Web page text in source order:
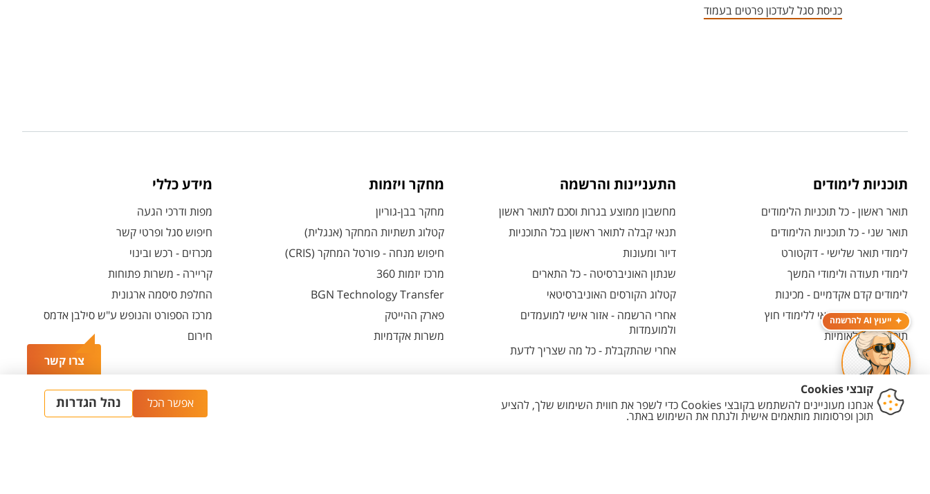
צרו קשר
ייעוץ AI להרשמה
כניסת סגל לעדכון פרטים בעמוד
תוכניות לימודים
תואר ראשון - כל תוכניות הלימודים
תואר שני - כל תוכניות הלימודים
לימודי תואר שלישי - דוקטורט
לימודי תעודה ולימודי המשך
לימודים קדם אקדמיים - מכינות
המרכז האוניברסיטאי ללימודי חוץ
תוכניות בין-לאומיות
התעניינות והרשמה
מחשבון ממוצע בגרות וסכם לתואר ראשון
תנאי קבלה לתואר ראשון בכל התוכניות
דיור ומעונות
שנתון האוניברסיטה - כל התארים
קטלוג הקורסים האוניברסיטאי
אחרי הרשמה - אזור אישי למועמדים
ולמועמדות
אחרי שהתקבלת - כל מה שצריך לדעת
מחקר ויזמות
מחקר בבן-גוריון
קטלוג תשתיות המחקר (אנגלית)
חיפוש מנחה - פורטל המחקר (CRIS)
מרכז יזמות 360
BGN Technology Transfer
פארק ההייטק
משרות אקדמיות
מידע כללי
מפות ודרכי הגעה
חיפוש סגל ופרטי קשר
מכרזים - רכש ובינוי
קריירה - משרות פתוחות
החלפת סיסמה ארגונית
מרכז הספורט והנופש ע"ש סילבן אדמס
חירום